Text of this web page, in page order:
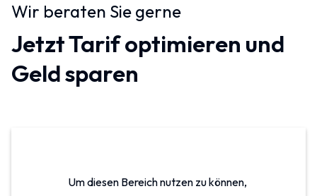
Wir beraten Sie gerne
Jetzt Tarif optimieren und
Geld sparen
Um diesen Bereich nutzen zu können,